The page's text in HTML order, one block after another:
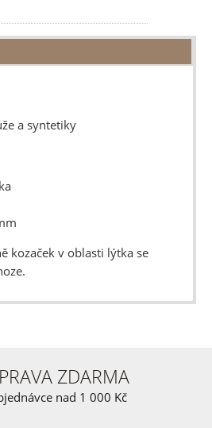
a syntetiky
kozaček v oblasti lýtka se
ZDARMA
nad 1 000 Kč